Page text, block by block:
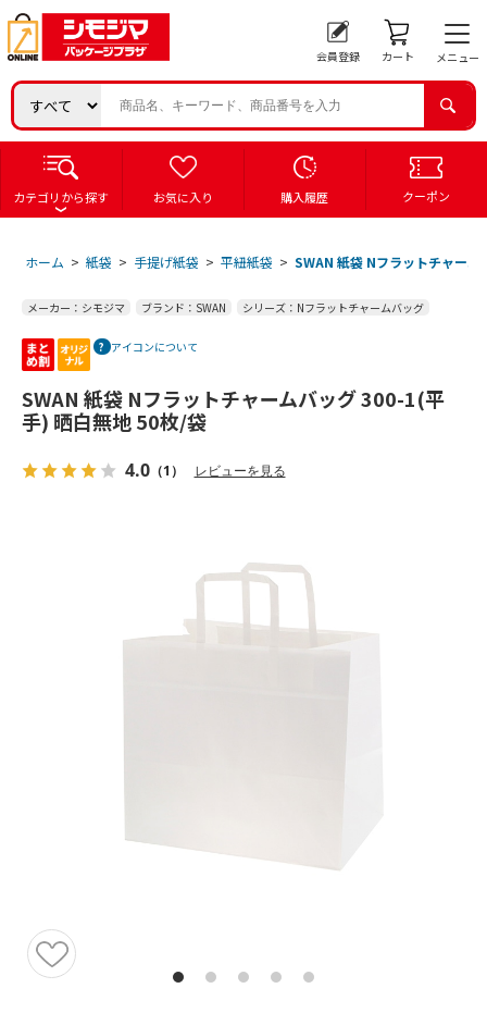
会員登録 カート メニュー
カテゴリから探す お気に入り 購入履歴 クーポン
ホーム > 紙袋 > 手提げ紙袋 > 平紐紙袋 > SWAN 紙袋 Nフラットチャー
メーカー：シモジマ ブランド：SWAN シリーズ：Nフラットチャームバッグ
アイコンについて
SWAN 紙袋 Nフラットチャームバッグ 300-1(平
手) 晒白無地 50枚/袋
4.0（1） レビューを見る